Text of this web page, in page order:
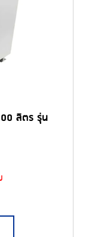
ลิตร รุ่น